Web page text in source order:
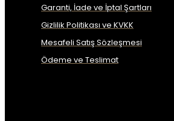
Garanti, İade ve İptal Şartları
Gizlilik Politikası ve KVKK
Mesafeli Satış Sözleşmesi
Ödeme ve Teslimat